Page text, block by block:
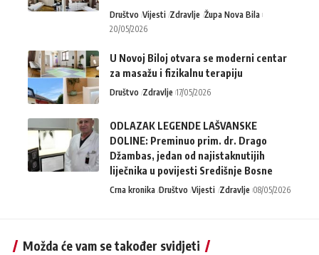
Društvo Vijesti Zdravlje Župa Nova Bila
20/05/2026
U Novoj Biloj otvara se moderni centar
za masažu i fizikalnu terapiju
Društvo Zdravlje 17/05/2026
ODLAZAK LEGENDE LAŠVANSKE
DOLINE: Preminuo prim. dr. Drago
Džambas, jedan od najistaknutijih
liječnika u povijesti Središnje Bosne
Crna kronika Društvo Vijesti Zdravlje 08/05/2026
Možda će vam se također svidjeti